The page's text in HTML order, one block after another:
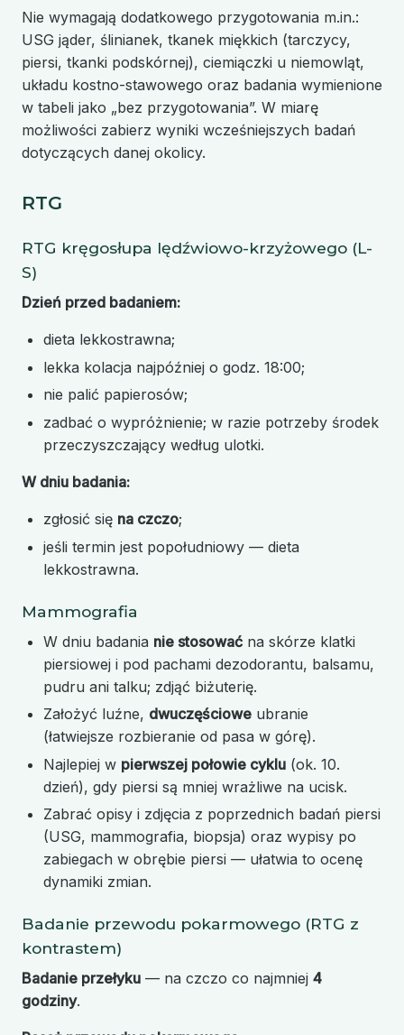
Nie wymagają dodatkowego przygotowania m.in.:
USG jąder, ślinianek, tkanek miękkich (tarczycy,
piersi, tkanki podskórnej), ciemiączki u niemowląt,
układu kostno-stawowego oraz badania wymienione
w tabeli jako „bez przygotowania”. W miarę
możliwości zabierz wyniki wcześniejszych badań
dotyczących danej okolicy.
RTG
RTG kręgosłupa lędźwiowo-krzyżowego (L-
S)
Dzień przed badaniem:
dieta lekkostrawna;
lekka kolacja najpóźniej o godz. 18:00;
nie palić papierosów;
zadbać o wypróżnienie; w razie potrzeby środek
przeczyszczający według ulotki.
W dniu badania:
zgłosić się na czczo;
jeśli termin jest popołudniowy — dieta
lekkostrawna.
Mammografia
W dniu badania nie stosować na skórze klatki
piersiowej i pod pachami dezodorantu, balsamu,
pudru ani talku; zdjąć biżuterię.
Założyć luźne, dwuczęściowe ubranie
(łatwiejsze rozbieranie od pasa w górę).
Najlepiej w pierwszej połowie cyklu (ok. 10.
dzień), gdy piersi są mniej wrażliwe na ucisk.
Zabrać opisy i zdjęcia z poprzednich badań piersi
(USG, mammografia, biopsja) oraz wypisy po
zabiegach w obrębie piersi — ułatwia to ocenę
dynamiki zmian.
Badanie przewodu pokarmowego (RTG z
kontrastem)
Badanie przełyku — na czczo co najmniej 4
godziny.